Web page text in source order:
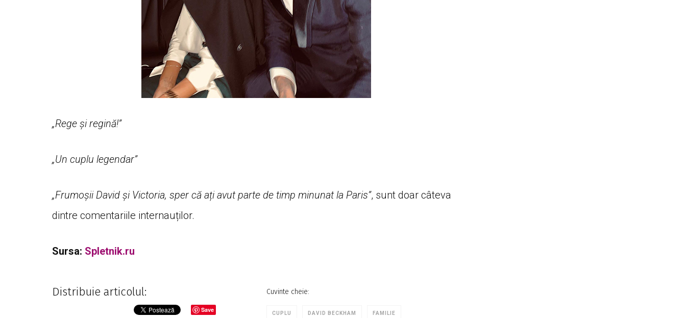
„Rege și regină!”
„Un cuplu legendar”
„Frumoșii David și Victoria, sper că ați avut parte de timp minunat la Paris”, sunt doar câteva
dintre comentariile internauților.
Sursa: Spletnik.ru
Distribuie articolul:
Save
Cuvinte cheie:
CUPLU DAVID BECKHAM FAMILIE